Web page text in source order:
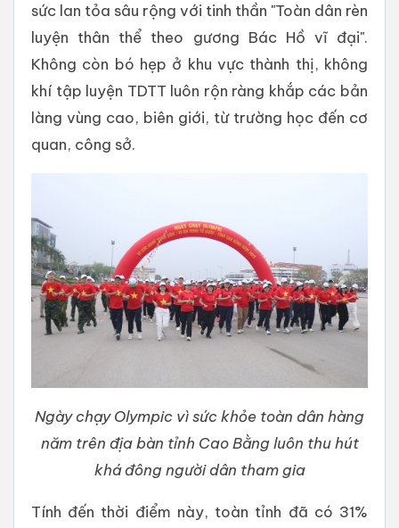
sức lan tỏa sâu rộng với tinh thần "Toàn dân rèn
luyện thân thể theo gương Bác Hồ vĩ đại".
Không còn bó hẹp ở khu vực thành thị, không
khí tập luyện TDTT luôn rộn ràng khắp các bản
làng vùng cao, biên giới, từ trường học đến cơ
quan, công sở.
Ngày chạy Olympic vì sức khỏe toàn dân hàng
năm trên địa bàn tỉnh Cao Bằng luôn thu hút
khá đông người dân tham gia
Tính đến thời điểm này, toàn tỉnh đã có 31%